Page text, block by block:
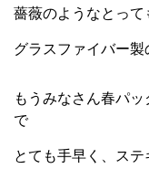
薔薇のようなとっ
グラスファイバー
もうみなさん春パ
で
とても手早く、ス